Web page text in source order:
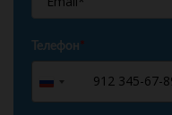
Телефон*
Russia
+7